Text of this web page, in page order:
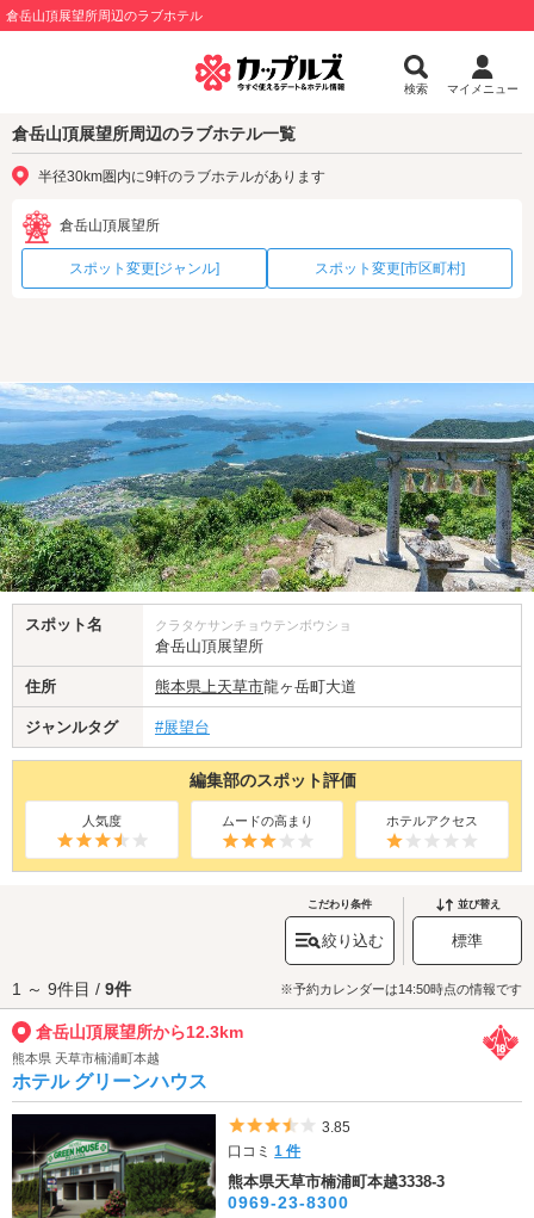
倉岳山頂展望所周辺のラブホテル
検索 マイメニュー
倉岳山頂展望所周辺のラブホテル一覧
半径30km圏内に9軒のラブホテルがあります
倉岳山頂展望所
スポット変更[ジャンル] スポット変更[市区町村]
スポット名 クラタケサンチョウテンボウショ
倉岳山頂展望所
住所 熊本県 上天草市龍ヶ岳町大道
ジャンルタグ #展望台
編集部のスポット評価
人気度 ムードの高まり ホテルアクセス
こだわり条件
絞り込む
並び替え
標準
1 ～ 9件目 / 9件 ※予約カレンダーは14:50時点の情報です
倉岳山頂展望所から12.3km
熊本県 天草市楠浦町本越
ホテル グリーンハウス
5つ星のうち3.5
3.85
口コミ1 件
熊本県天草市楠浦町本越3338-3
0969-23-8300